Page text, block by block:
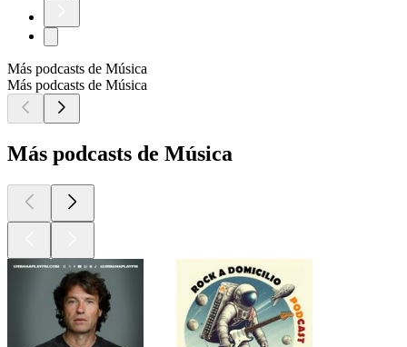
Más podcasts de Música
Más podcasts de Música
Más podcasts de Música